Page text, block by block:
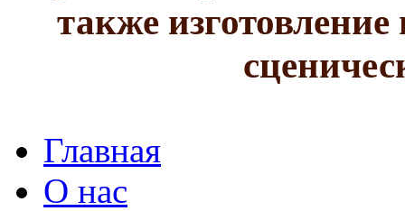
также
Главная
О нас